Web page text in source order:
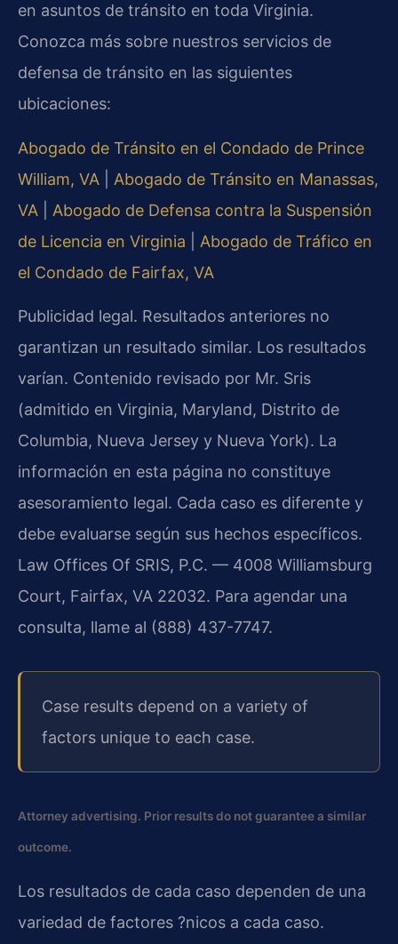
en asuntos de tránsito en toda Virginia.
Conozca más sobre nuestros servicios de
defensa de tránsito en las siguientes
ubicaciones:
Abogado de Tránsito en el Condado de Prince
William, VA
Abogado de Tránsito en Manassas,
VA
Abogado de Defensa contra la Suspensión
de Licencia en Virginia
Abogado de Tráfico en
el Condado de Fairfax, VA
Publicidad legal. Resultados anteriores no
garantizan un resultado similar. Los resultados
varían. Contenido revisado por Mr. Sris
(admitido en Virginia, Maryland, Distrito de
Columbia, Nueva Jersey y Nueva York). La
información en esta página no constituye
asesoramiento legal. Cada caso es diferente y
debe evaluarse según sus hechos específicos.
Law Offices Of SRIS, P.C. — 4008 Williamsburg
Court, Fairfax, VA 22032. Para agendar una
consulta, llame al (888) 437-7747.
Case results depend on a variety of
factors unique to each case.
Attorney advertising. Prior results do not guarantee a similar
outcome.
Los resultados de cada caso dependen de una
variedad de factores ?nicos a cada caso.